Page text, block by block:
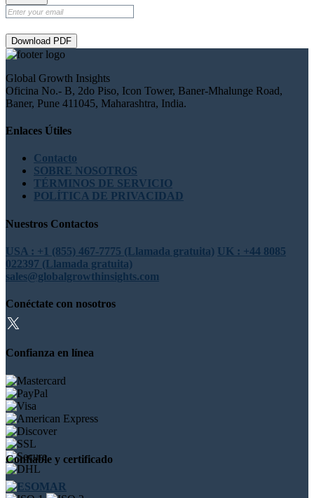
Download PDF
Global Growth Insights
Oficina No.- B, 2do Piso, Icon Tower, Baner-Mhalunge Road,
Baner, Pune 411045, Maharashtra, India.
Enlaces Útiles
Contacto
SOBRE NOSOTROS
TÉRMINOS DE SERVICIO
POLÍTICA DE PRIVACIDAD
Nuestros Contactos
USA : +1 (855) 467-7775 (Llamada gratuita) UK : +44 8085
022397 (Llamada gratuita)
sales@globalgrowthinsights.com
Conéctate con nosotros
Confianza en línea
Confiable y certificado